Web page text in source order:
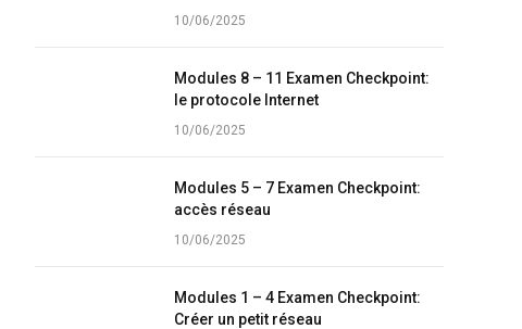
10/06/2025
Modules 8 – 11 Examen Checkpoint:
le protocole Internet
10/06/2025
Modules 5 – 7 Examen Checkpoint:
accès réseau
10/06/2025
Modules 1 – 4 Examen Checkpoint:
Créer un petit réseau